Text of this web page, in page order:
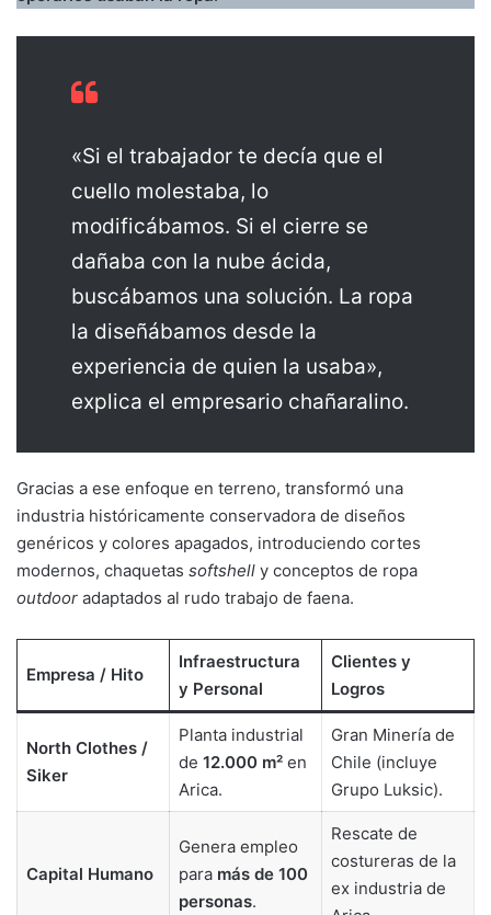
«Si el trabajador te decía que el
cuello molestaba, lo
modificábamos. Si el cierre se
dañaba con la nube ácida,
buscábamos una solución. La ropa
la diseñábamos desde la
experiencia de quien la usaba»,
explica el empresario chañaralino.
Gracias a ese enfoque en terreno, transformó una
industria históricamente conservadora de diseños
genéricos y colores apagados, introduciendo cortes
modernos, chaquetas softshell y conceptos de ropa
outdoor adaptados al rudo trabajo de faena.
Empresa / Hito
Infraestructura
y Personal
Clientes y
Logros
North Clothes /
Siker
Planta industrial
de 12.000 m²en
Arica.
Gran Minería de
Chile (incluye
Grupo Luksic).
Capital Humano
Genera empleo
para más de 100
personas.
Rescate de
costureras de la
ex industria de